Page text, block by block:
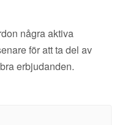
några aktiva
för att ta del av
erbjudanden.